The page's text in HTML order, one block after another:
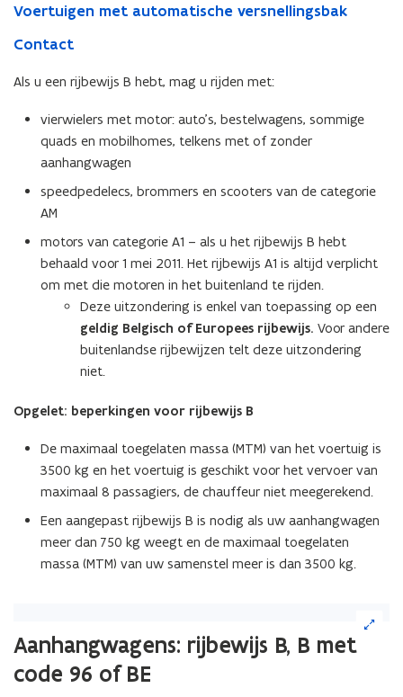
rijbewijs
(+code
Voertuigen met automatische versnellingsbak
Contact
de
afbeelding
voor
Als u een rijbewijs B hebt, mag u rijden met:
vierwielers met motor: auto’s, bestelwagens, sommige
quads en mobilhomes, telkens met of zonder
aanhangwagen
speedpedelecs, brommers en scooters van de categorie
AM
motors van categorie A1 – als u het rijbewijs B hebt
behaald voor 1 mei 2011. Het rijbewijs A1 is altijd verplicht
om met die motoren in het buitenland te rijden.
Deze uitzondering is enkel van toepassing op een
geldig Belgisch of Europees rijbewijs. Voor andere
buitenlandse rijbewijzen telt deze uitzondering
niet.
Opgelet: beperkingen voor rijbewijs B
De maximaal toegelaten massa (MTM) van het voertuig is
3500 kg en het voertuig is geschikt voor het vervoer van
maximaal 8 passagiers, de chauffeur niet meegerekend.
Een aangepast rijbewijs B is nodig als uw aanhangwagen
meer dan 750 kg weegt en de maximaal toegelaten
massa (MTM) van uw samenstel meer is dan 3500 kg.
Aanhangwagens: rijbewijs B, B met
code 96 of BE